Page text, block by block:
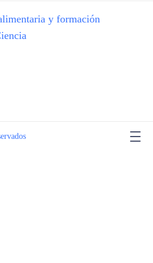
y formación